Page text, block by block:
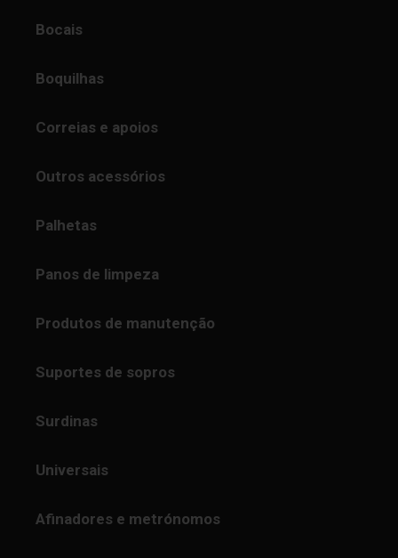
Bocais
Boquilhas
Correias e apoios
Outros acessórios
Palhetas
Panos de limpeza
Produtos de manutenção
Suportes de sopros
Surdinas
Universais
Afinadores e metrónomos